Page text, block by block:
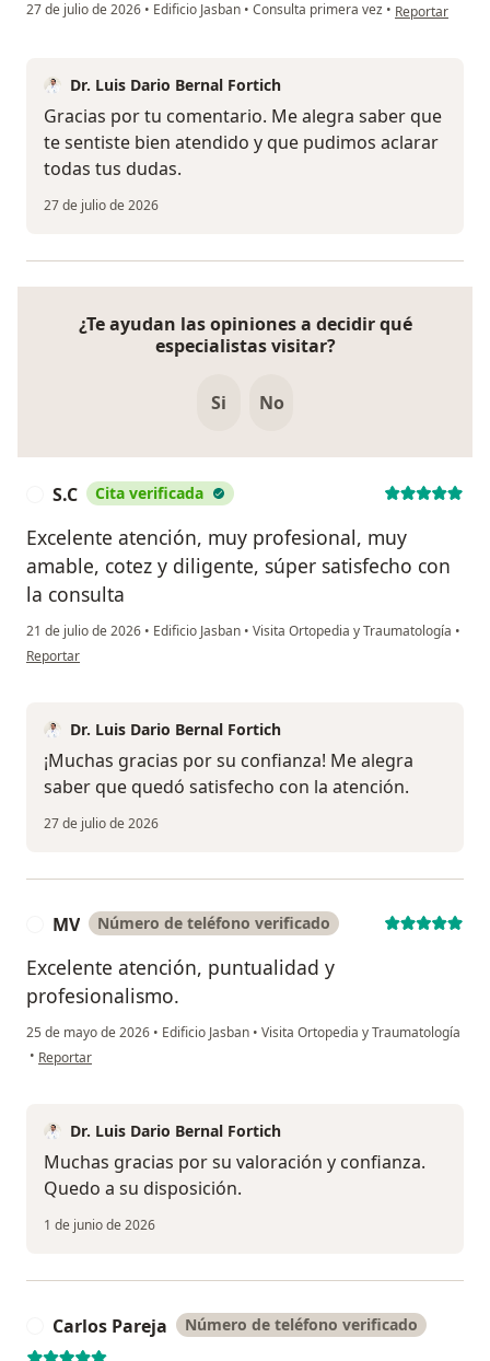
27 de julio de 2026 • Edificio Jasban • Consulta primera vez • en opinión del
Reportar
Dr. Luis Dario Bernal Fortich
Gracias por tu comentario. Me alegra saber que
te sentiste bien atendido y que pudimos aclarar
todas tus dudas.
27 de julio de 2026
¿Te ayudan las opiniones a decidir qué
especialistas visitar?
Si No
S.C Cita verificada
Excelente atención, muy profesional, muy
amable, cotez y diligente, súper satisfecho con
la consulta
21 de julio de 2026 • Edificio Jasban • Visita Ortopedia y Traumatología •
en opinión del usuario S.C
Reportar
Dr. Luis Dario Bernal Fortich
¡Muchas gracias por su confianza! Me alegra
saber que quedó satisfecho con la atención.
27 de julio de 2026
MV Número de teléfono verificado
Excelente atención, puntualidad y
profesionalismo.
25 de mayo de 2026 • Edificio Jasban • Visita Ortopedia y Traumatología
• en opinión del usuario MV
Reportar
Dr. Luis Dario Bernal Fortich
Muchas gracias por su valoración y confianza.
Quedo a su disposición.
1 de junio de 2026
Carlos Pareja Número de teléfono verificado